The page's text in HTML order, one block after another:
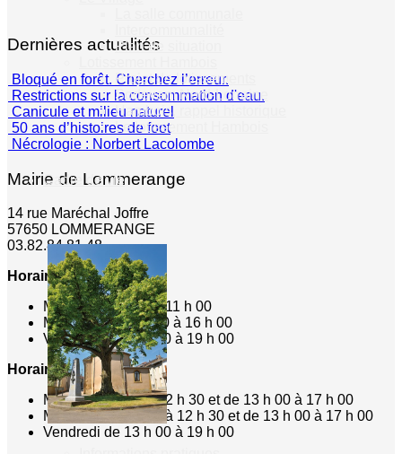
Plan de situation
Projet de lotissements
Sodevam Nord-Lorraine
Hambois, rappel historique
Le lotissement Hambois
Cadre de vie
Dernières actualités
Bloqué en forêt. Cherchez l’erreur.
Restrictions sur la consommation d'eau.
Canicule et milieu naturel
50 ans d’histoires de foot
Nécrologie : Norbert Lacolombe
Mairie de Lommerange
14 rue Maréchal Joffre
57650 LOMMERANGE
03.82.84.81.48
Horaire de la Mairie:
Mardi de 10 h 00 à 11 h 00
Mercredi de 14 h 00 à 16 h 00
Vendredi de 17 h 00 à 19 h 00
Horaire du Secrétariat :
Mardi de 9 h 30 à 12 h 30 et de 13 h 00 à 17 h 00
Mercredi de 9 h 30 à 12 h 30 et de 13 h 00 à 17 h 00
Vendredi de 13 h 00 à 19 h 00